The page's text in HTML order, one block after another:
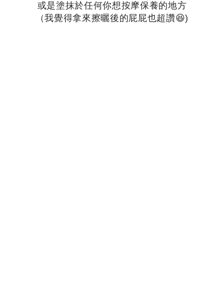
或是塗抹於任何你想按摩保養的地方
（我覺得拿來擦曬後的屁屁也超讚😆)